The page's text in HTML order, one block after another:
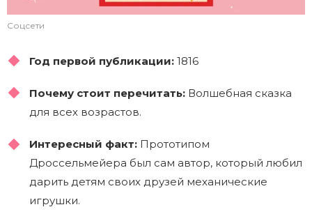
Соцсети
Год первой публикации: 1816
Почему стоит перечитать: Волшебная сказка
для всех возрастов.
Интересный факт: Прототипом
Дроссельмейера был сам автор, который любил
дарить детям своих друзей механические
игрушки.